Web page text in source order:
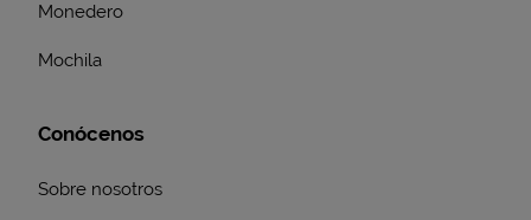
Monedero
Mochila
Conócenos
Sobre nosotros